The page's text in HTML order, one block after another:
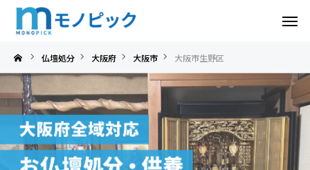
大阪市生野区
仏壇処分 大阪府 大阪市 大阪市生野区